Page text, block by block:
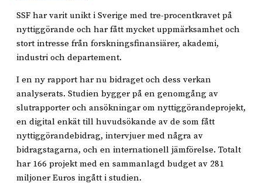
SSF har varit unikt i Sverige med tre-procentkravet på
nyttiggörande och har fått mycket uppmärksamhet och
stort intresse från forskningsfinansiärer, akademi,
industri och departement.
I en ny rapport har nu bidraget och dess verkan
analyserats. Studien bygger på en genomgång av
slutrapporter och ansökningar om nyttiggörandeprojekt,
en digital enkät till huvudsökande av de som fått
nyttiggörandebidrag, intervjuer med några av
bidragstagarna, och en internationell jämförelse. Totalt
har 166 projekt med en sammanlagd budget av 281
miljoner Euros ingått i studien.